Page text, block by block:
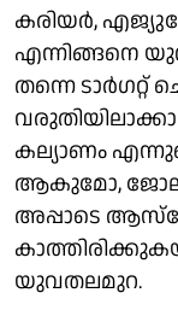
കരിയർ,
എന്നിങ്ങനെ
തന്നെ
കല്യാണം
ആകുമോ, ജോലി
അപ്പാടെ
യുവതലമുറ.